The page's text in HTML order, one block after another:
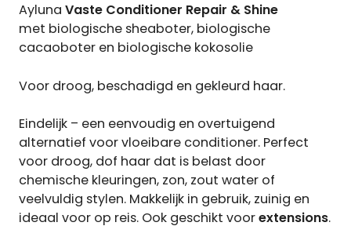
Ayluna Vaste Conditioner Repair & Shine
met biologische sheaboter, biologische
cacaoboter en biologische kokosolie
Voor droog, beschadigd en gekleurd haar.
Eindelijk – een eenvoudig en overtuigend
alternatief voor vloeibare conditioner. Perfect
voor droog, dof haar dat is belast door
chemische kleuringen, zon, zout water of
veelvuldig stylen. Makkelijk in gebruik, zuinig en
ideaal voor op reis. Ook geschikt voorextensions.